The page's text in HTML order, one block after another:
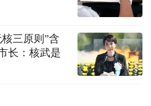
模式。在同步上线的预告片
果结构初见雏形，车祸藏尸、
遗憾、校园对峙四大关键剧
，节奏层层收紧，完整还原
三原则”含
长：核武是